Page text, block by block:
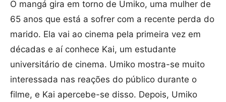
O mangá gira em torno de Umiko, uma mulher de
65 anos que está a sofrer com a recente perda do
marido. Ela vai ao cinema pela primeira vez em
décadas e aí conhece Kai, um estudante
universitário de cinema. Umiko mostra-se muito
interessada nas reações do público durante o
filme, e Kai apercebe-se disso. Depois, Umiko